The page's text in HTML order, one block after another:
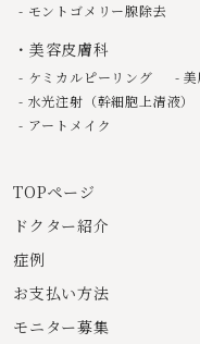
TOPページ
ドクター紹介
症例
お支払い方法
モニター募集
モントゴメリー腺除去
美容皮膚科
ケミカルピーリング
水光注射（幹細胞上清液）
アートメイク